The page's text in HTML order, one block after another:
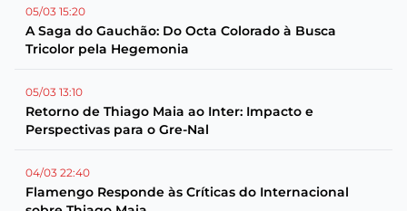
05/03 15:20
A Saga do Gauchão: Do Octa Colorado à Busca
Tricolor pela Hegemonia
05/03 13:10
Retorno de Thiago Maia ao Inter: Impacto e
Perspectivas para o Gre-Nal
04/03 22:40
Flamengo Responde às Críticas do Internacional